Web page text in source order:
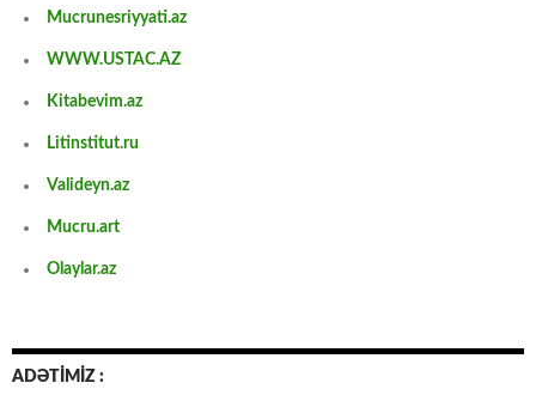
Mucrunesriyyati.az
WWW.USTAC.AZ
Kitabevim.az
Litinstitut.ru
Valideyn.az
Mucru.art
Olaylar.az
ADƏTİMİZ :